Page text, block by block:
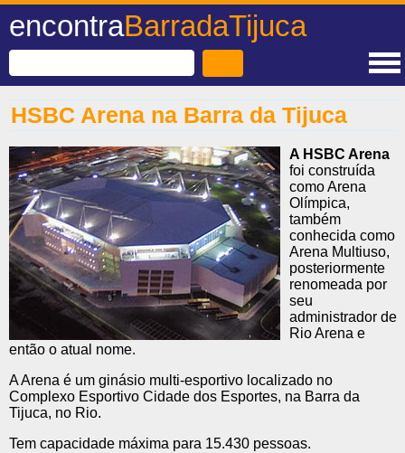
encontraBarradaTijuca
HSBC Arena na Barra da Tijuca
A HSBC Arena
foi construída
como Arena
Olímpica,
também
conhecida como
Arena Multiuso,
posteriormente
renomeada por
seu
administrador de
Rio Arena e
então o atual nome.
A Arena é um ginásio multi-esportivo localizado no
Complexo Esportivo Cidade dos Esportes, na Barra da
Tijuca, no Rio.
Tem capacidade máxima para 15.430 pessoas.